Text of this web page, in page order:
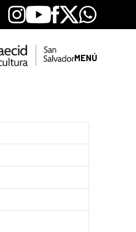
Instagram
YoutubeFacebook
X Whatsapp
MENÚ